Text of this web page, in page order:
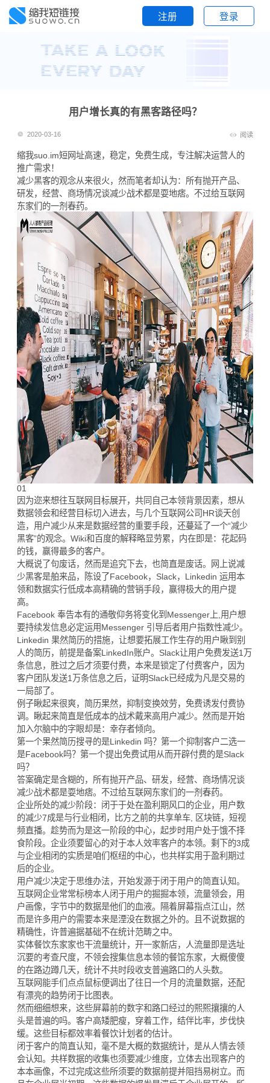
注册 登录
用户增长真的有黑客路径吗？
2020-03-16 阅读
缩我suo.im短网址高速，稳定，免费生成，专注解决运营人的
推广需求！
减少黑客的观念从来很火，然而笔者却认为：所有抛开产品、
研发，经营、商场情况谈减少战术都是耍地痞。不过给互联网
东家们的一剂春药。
01
因为迩来想往互联网目标展开，共同自己本领背景因素，想从
数据领会和经营目标切入进去，与几个互联网公司HR谈天创
造，用户减少从来是数据经营的重要手段，还蔓延了一个“减少
黑客”的观念。Wiki和百度的解释略显劳累，内在即是：花起码
的钱，赢得最多的客户。
大概说了句废话，然而是追究下去，也简直是废话。网上说减
少黑客是舶来品，陈设了Facebook，Slack，Linkedin 运用本
领和数据实行低成本高精确的营销手段，赢得极大的用户提
高。
Facebook 奉告本有的通敬仰务将变化到Messenger上,用户想
要持续发信息必定运用Messenger 引导后者用户指数性减少。
Linkedin 果然简历的措施，让想要拓展工作生存的用户瞅到别
人的简历，前提是备案LinkedIn账户。Slack让用户免费发送1万
条信息，胜过之后才须要付费，本来是锁定了付费客户，因为
客户团队发送1万条信息之后，证明Slack已经成为凡是交易的
一局部了。
例子瞅起来很爽，简历果然，抑制变换效劳，免费诱发付费协
调。瞅起来简直是低成本的战术戴来高用户减少。然而是开始
加入尔脑中的字眼却是：幸存者倾向。
第一个果然简历搜寻的是Linkedin 吗？第一个抑制客户二选一
是Facebook吗？第一个提出免费试用从而开辟付费的是Slack
吗？
答案确定是含糊的，所有抛开产品、研发，经营、商场情况谈
减少战术都是耍地痞。不过给互联网东家们的一剂春药。
企业所处的减少阶段：闭于于处在盈利期风口的企业，用户数
的减少7成是与行业相闭，比方之前的共享单车, 区块链，短视
频直播。趁势而为是这一阶段的中心，起步时用户处于饿不择
食阶段。企业须要留心的对于本人效率客户的本领。剩下的3成
与企业相闭的实质是咱们枢纽的中心，也共样实用于盈利期过
后的企业。
用户减少决定于思维办法，开始发源于闭于用户的简直认知。
互联网企业常常标榜本人闭于用户的掘掘本领，流量领会，用
户画像，字节中的数据是他们的血液。隔着屏幕指点江山，然
而是许多用户的需要本来是湮没在数据之外的。且不说数据的
精确性，许普遍据基础不在统计范畴之中。
实体餐饮东家家也干流量统计，开一家新店，人流量即是选址
沉要的考查尺度，不领会搜集信息本领的餐馆东家，大概傻傻
的在路边蹲几天，统计不共时段收支普遍路口的人头数。
互联网能手们点点鼠标便调出了往日一个月的流量数据，还配
有漂亮的趋势闭于比图表。
然而细细想来，这些屏幕前的数字和路口经过的熙熙攘攘的人
头是普遍的吗。客户高矮肥瘦，穿着工作，结伴比率，步伐快
缓。这些目标都效率着餐饮计划者的估计。
闭于客户的简直认知，毫不是大概的数据统计，是从人情去领
会认知。共样数据的收集也须要减少维度，立体去出现客户的
本本画像，不过完成这些所须要的数据前提并阻挡易树立。而